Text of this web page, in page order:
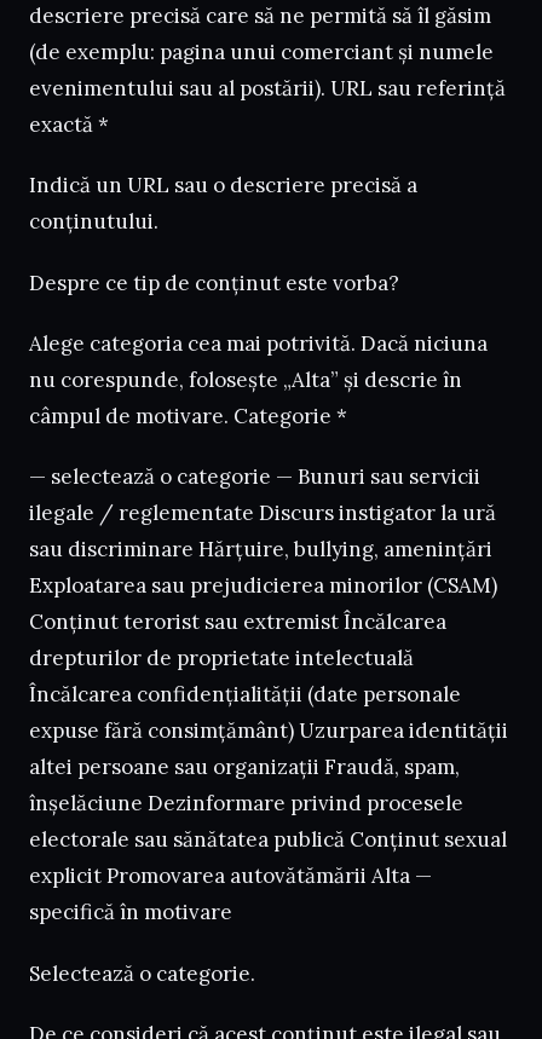
descriere precisă care să ne permită să îl găsim
(de exemplu: pagina unui comerciant și numele
evenimentului sau al postării). URL sau referință
exactă *
Indică un URL sau o descriere precisă a
conținutului.
Despre ce tip de conținut este vorba?
Alege categoria cea mai potrivită. Dacă niciuna
nu corespunde, folosește „Alta” și descrie în
câmpul de motivare. Categorie *
— selectează o categorie — Bunuri sau servicii
ilegale / reglementate Discurs instigator la ură
sau discriminare Hărțuire, bullying, amenințări
Exploatarea sau prejudicierea minorilor (CSAM)
Conținut terorist sau extremist Încălcarea
drepturilor de proprietate intelectuală
Încălcarea confidențialității (date personale
expuse fără consimțământ) Uzurparea identității
altei persoane sau organizații Fraudă, spam,
înșelăciune Dezinformare privind procesele
electorale sau sănătatea publică Conținut sexual
explicit Promovarea autovătămării Alta —
specifică în motivare
Selectează o categorie.